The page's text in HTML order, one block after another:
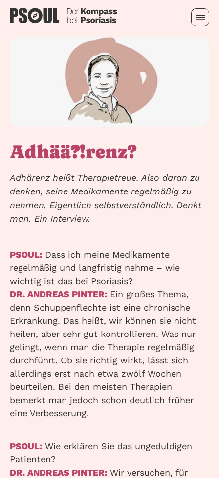
Adhää?!renz?
Adhärenz heißt Therapietreue. Also daran zu
denken, seine Medikamente regelmäßig zu
nehmen. Eigentlich selbstverständlich. Denkt
man. Ein Interview.
PSOUL: Dass ich meine Medikamente
regelmäßig und langfristig nehme – wie
wichtig ist das bei Psoriasis?
DR. ANDREAS PINTER: Ein großes Thema,
denn Schuppenflechte ist eine chronische
Erkrankung. Das heißt, wir können sie nicht
heilen, aber sehr gut kontrollieren. Was nur
gelingt, wenn man die Therapie regelmäßig
durchführt. Ob sie richtig wirkt, lässt sich
allerdings erst nach etwa zwölf Wochen
beurteilen. Bei den meisten Therapien
bemerkt man jedoch schon deutlich früher
eine Verbesserung.
PSOUL: Wie erklären Sie das ungeduldigen
Patienten?
DR. ANDREAS PINTER: Wir versuchen, für